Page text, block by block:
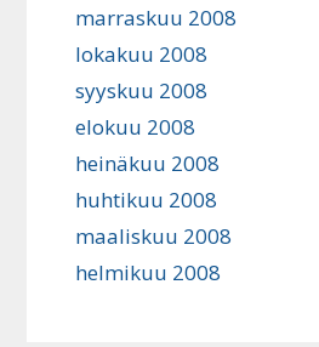
marraskuu 2008
lokakuu 2008
syyskuu 2008
elokuu 2008
heinäkuu 2008
huhtikuu 2008
maaliskuu 2008
helmikuu 2008